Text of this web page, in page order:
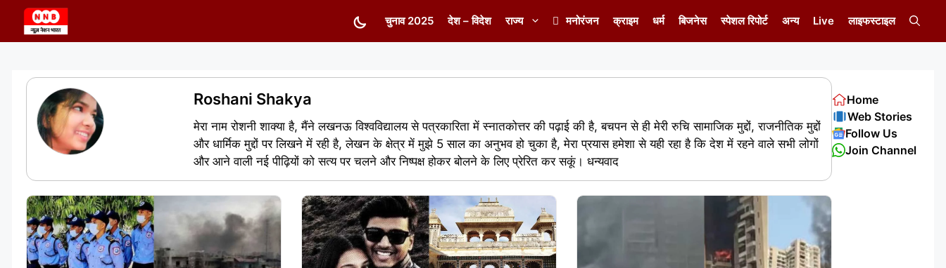
content
चुनाव 2025 देश – विदेश राज्य मनोरंजन क्राइम धर्म बिजनेस स्पेशल रिपोर्ट अन्य Live लाइफस्टाइल
Roshani Shakya
मेरा नाम रोशनी शाक्या है, मैंने लखनऊ विश्वविद्यालय से पत्रकारिता में स्नातकोत्तर की पढ़ाई की है, बचपन से ही मेरी रुचि सामाजिक मुद्दों, राजनीतिक मुद्दों
और धार्मिक मुद्दों पर लिखने में रही है, लेखन के क्षेत्र में मुझे 5 साल का अनुभव हो चुका है, मेरा प्रयास हमेशा से यही रहा है कि देश में रहने वाले सभी लोगों
और आने वाली नई पीढ़ियों को सत्य पर चलने और निष्पक्ष होकर बोलने के लिए प्रेरित कर सकूं। धन्यवाद
Home
Web Stories
Follow Us
Join Channel